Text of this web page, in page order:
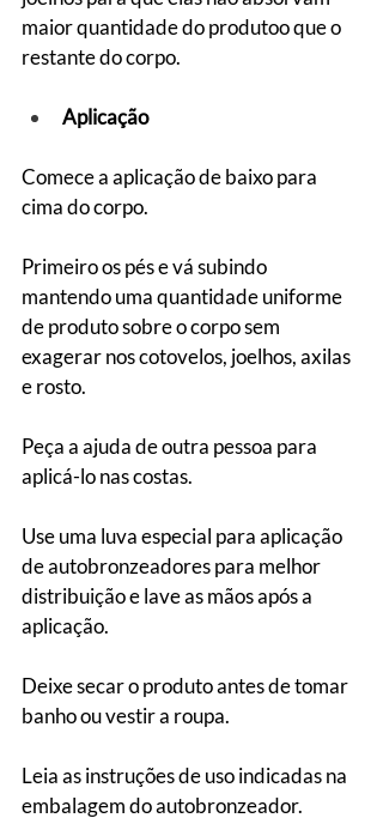
maior quantidade do produtoo que o
restante do corpo.
Aplicação
Comece a aplicação de baixo para
cima do corpo.
Primeiro os pés e vá subindo
mantendo uma quantidade uniforme
de produto sobre o corpo sem
exagerar nos cotovelos, joelhos, axilas
e rosto.
Peça a ajuda de outra pessoa para
aplicá-lo nas costas.
Use uma luva especial para aplicação
de autobronzeadores para melhor
distribuição e lave as mãos após a
aplicação.
Deixe secar o produto antes de tomar
banho ou vestir a roupa.
Leia as instruções de uso indicadas na
embalagem do autobronzeador.